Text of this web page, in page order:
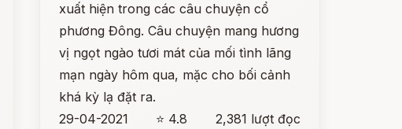
xuất hiện trong các câu chuyện cổ
phương Đông. Câu chuyện mang hương
vị ngọt ngào tươi mát của mối tình lãng
mạn ngày hôm qua, mặc cho bối cảnh
khá kỳ lạ đặt ra.
29-04-2021
⭐ 4.8
2,381 lượt đọc